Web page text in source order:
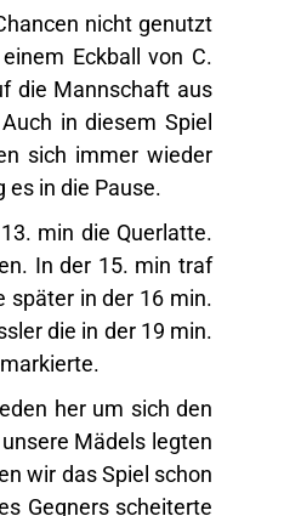
nicht genutzt
Eckball von C.
die Mannschaft aus
in diesem Spiel
sich immer wieder
in die Pause.
min die Querlatte.
In der 15. min traf
später in der 16 min.
die in der 19 min.
her um sich den
Mädels legten
wir das Spiel schon
Gegners scheiterte